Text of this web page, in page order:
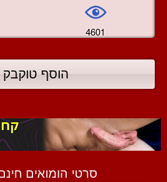
4601
הוסף
סרטי הומואים חינם